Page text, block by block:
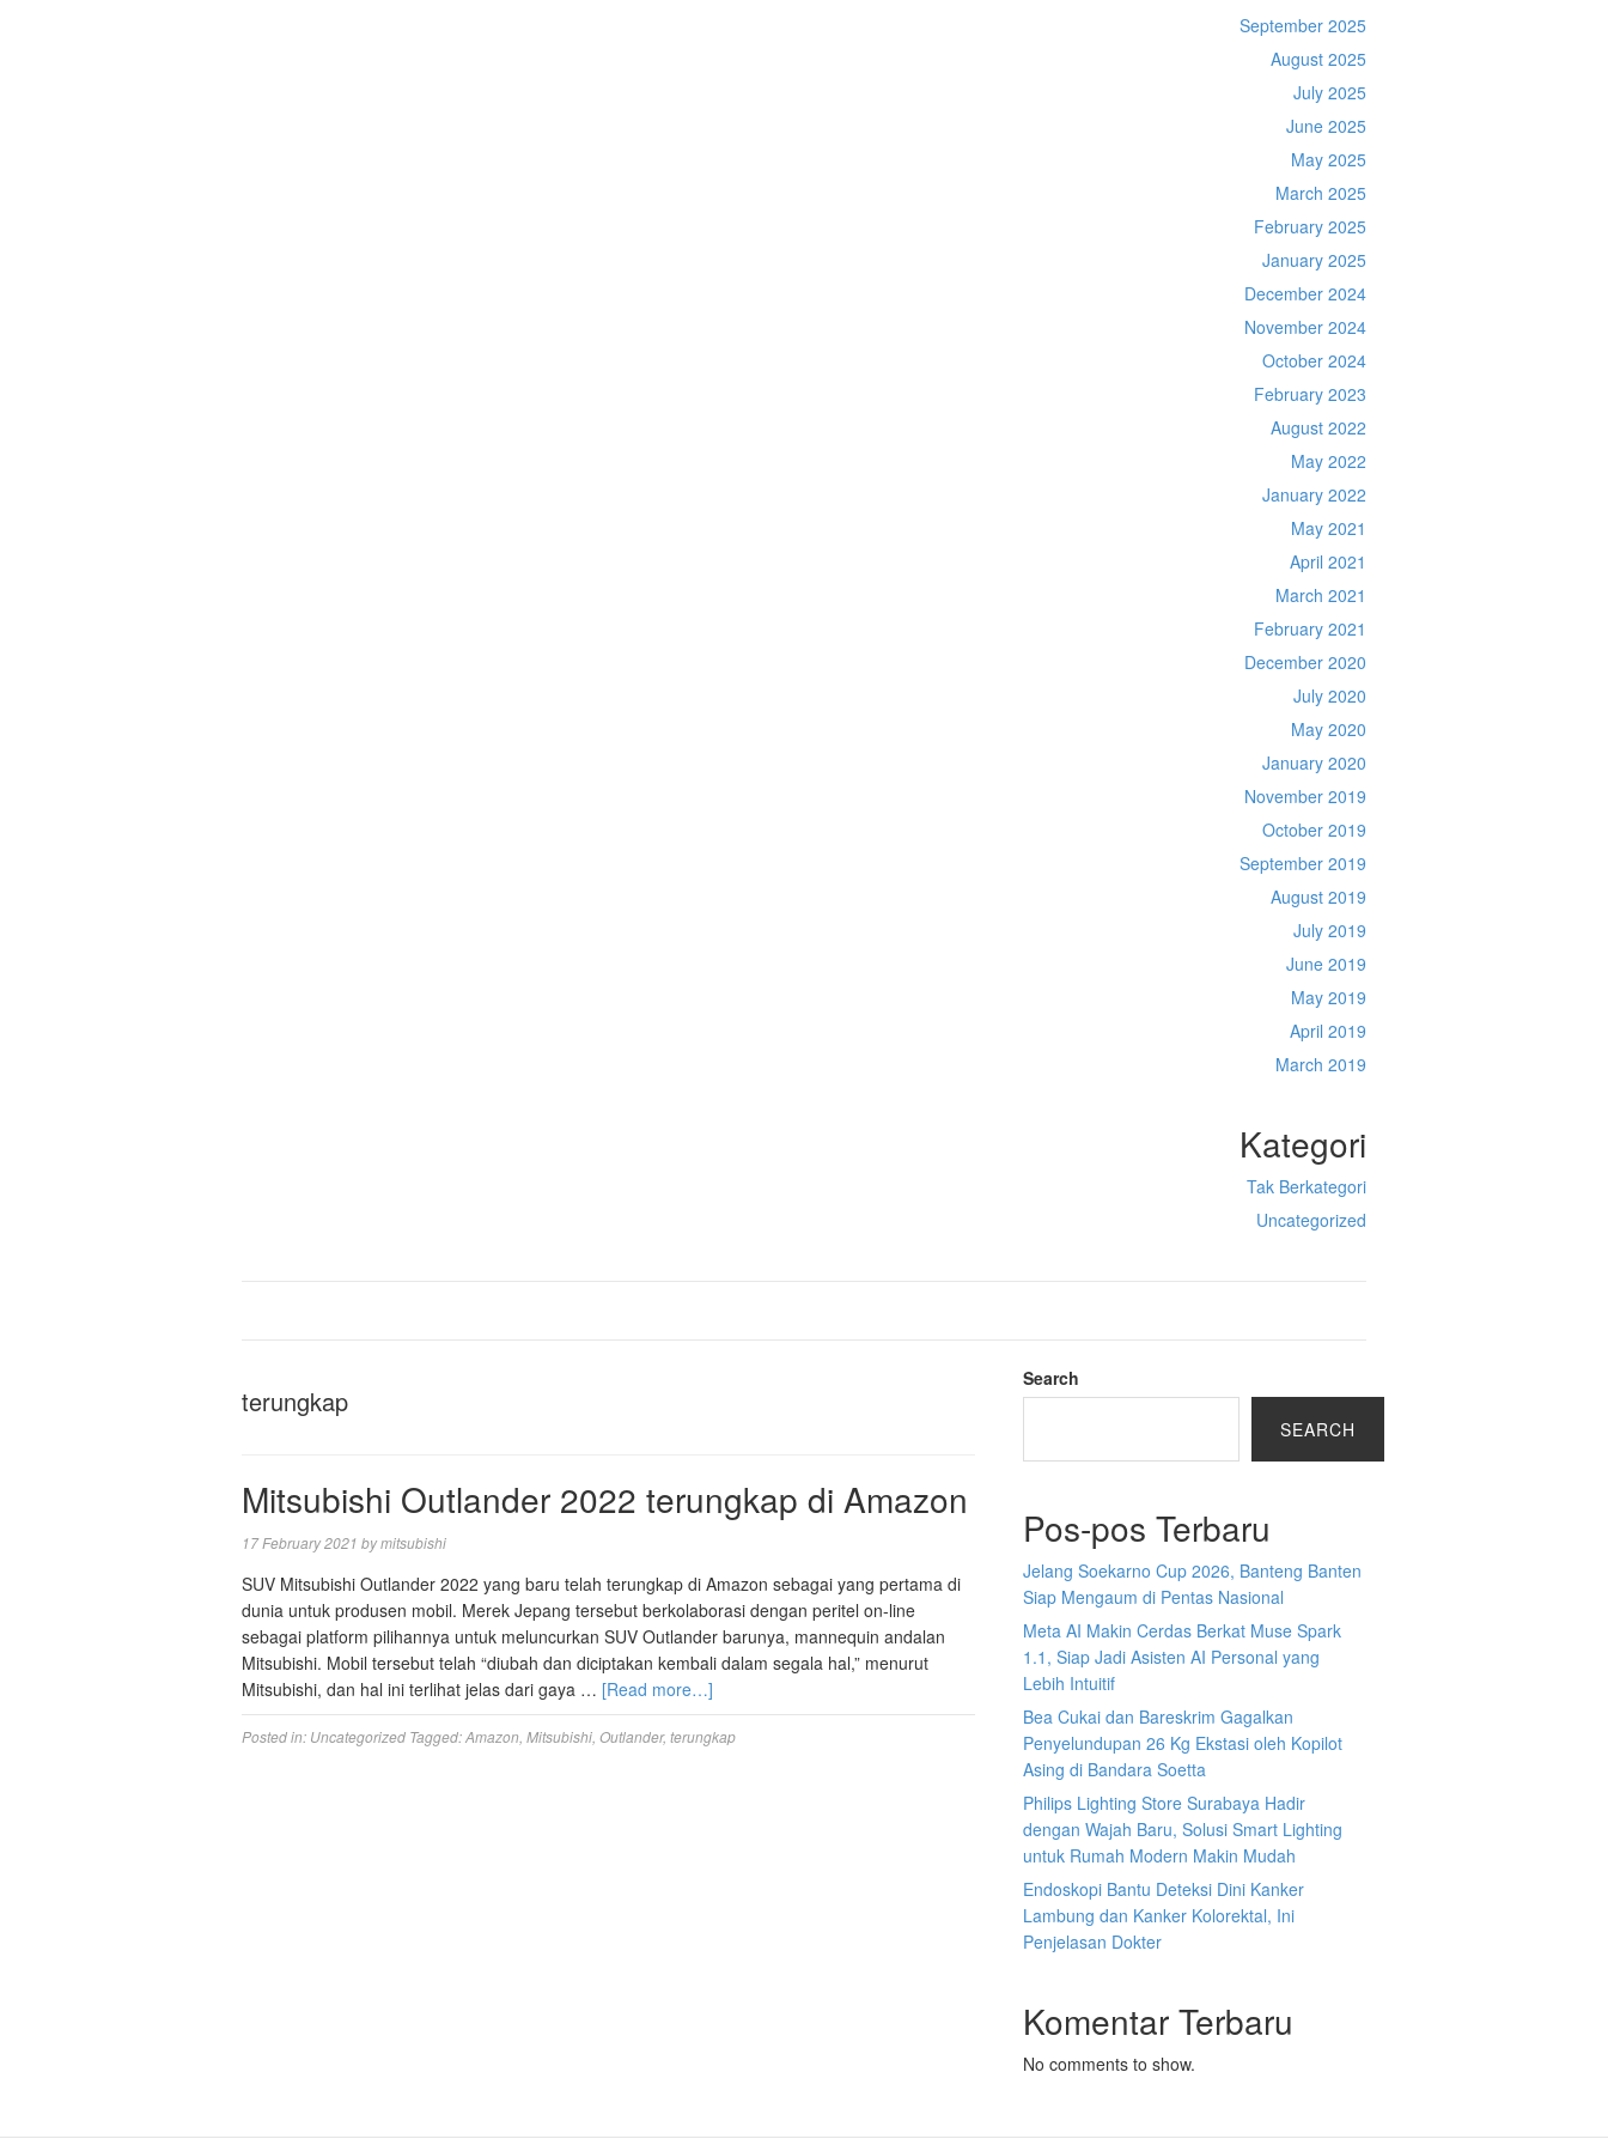
September 2025
August 2025
July 2025
June 2025
May 2025
March 2025
February 2025
January 2025
December 2024
November 2024
October 2024
February 2023
August 2022
May 2022
January 2022
May 2021
April 2021
March 2021
February 2021
December 2020
July 2020
May 2020
January 2020
November 2019
October 2019
September 2019
August 2019
July 2019
June 2019
May 2019
April 2019
March 2019
Kategori
Tak Berkategori
Uncategorized
terungkap
Mitsubishi Outlander 2022 terungkap di Amazon
17 February 2021 bymitsubishi
SUV Mitsubishi Outlander 2022 yang baru telah terungkap di Amazon sebagai yang pertama di
dunia untuk produsen mobil. Merek Jepang tersebut berkolaborasi dengan peritel on-line
sebagai platform pilihannya untuk meluncurkan SUV Outlander barunya, mannequin andalan
Mitsubishi. Mobil tersebut telah “diubah dan diciptakan kembali dalam segala hal,” menurut
Mitsubishi, dan hal ini terlihat jelas dari gaya … [Read more…]
Posted in: Uncategorized Tagged:Amazon Mitsubishi Outlander, terungkap
Search
SEARCH
Pos-pos Terbaru
Jelang Soekarno Cup 2026, Banteng Banten
Siap Mengaum di Pentas Nasional
Meta AI Makin Cerdas Berkat Muse Spark
1.1, Siap Jadi Asisten AI Personal yang
Lebih Intuitif
Bea Cukai dan Bareskrim Gagalkan
Penyelundupan 26 Kg Ekstasi oleh Kopilot
Asing di Bandara Soetta
Philips Lighting Store Surabaya Hadir
dengan Wajah Baru, Solusi Smart Lighting
untuk Rumah Modern Makin Mudah
Endoskopi Bantu Deteksi Dini Kanker
Lambung dan Kanker Kolorektal, Ini
Penjelasan Dokter
Komentar Terbaru
No comments to show.